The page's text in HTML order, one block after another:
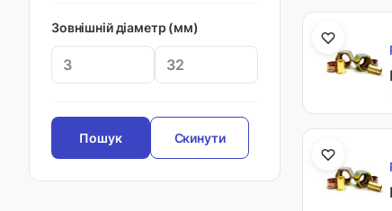
Зовнішній діаметр (мм)
Скинути